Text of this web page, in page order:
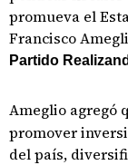
promueva el
Francisco
Partido
Ameglio agregó
promover
del país,